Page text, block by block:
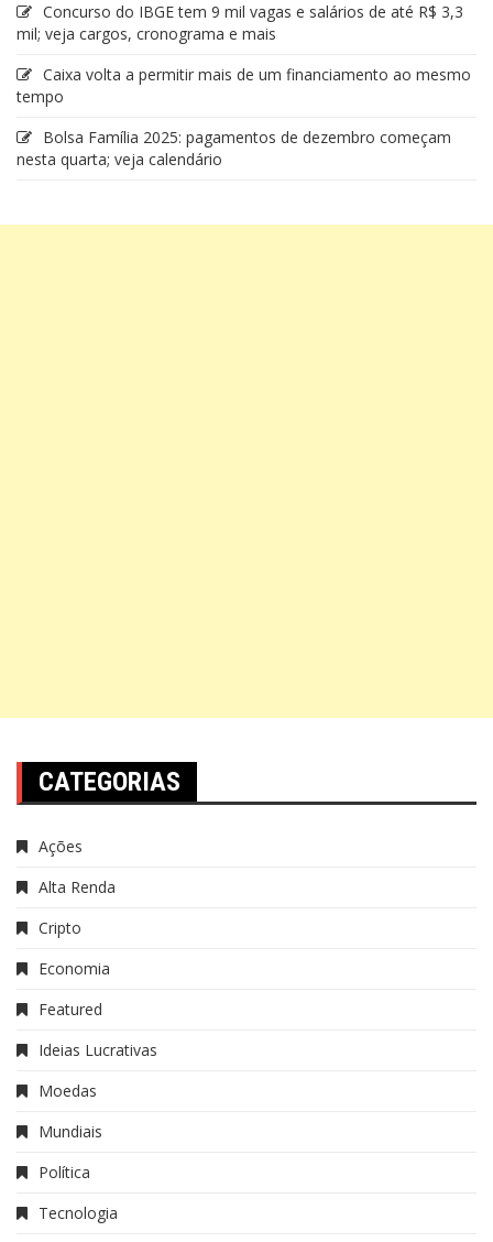
Concurso do IBGE tem 9 mil vagas e salários de até R$ 3,3
mil; veja cargos, cronograma e mais
Caixa volta a permitir mais de um financiamento ao mesmo
tempo
Bolsa Família 2025: pagamentos de dezembro começam
nesta quarta; veja calendário
CATEGORIAS
Ações
Alta Renda
Cripto
Economia
Featured
Ideias Lucrativas
Moedas
Mundiais
Política
Tecnologia